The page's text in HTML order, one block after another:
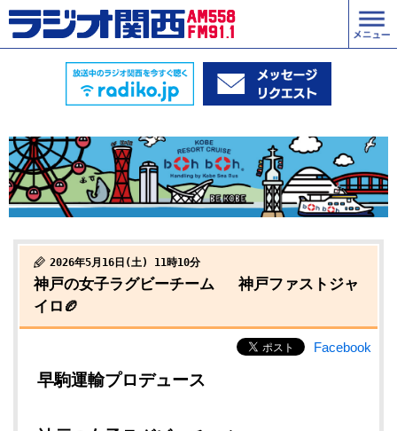
2026年5月16日(土) 11時10分
神戸の女子ラグビーチーム 神戸ファストジャ
イロ🏉
Facebook
早駒運輸プロデュース